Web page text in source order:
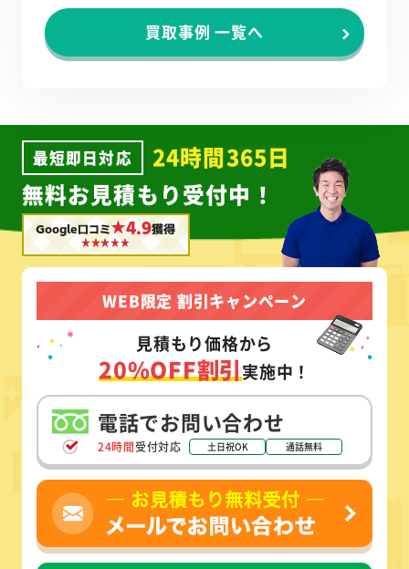
買取事例 一覧へ
最短即日対応
24時間365日
無料お見積もり受付中！
Google口コミ★4.9獲得
WEB限定 割引キャンペーン
見積もり価格から
20%OFF割引実施中！
電話でお問い合わせ
24時間受付対応 土日祝OK 通話無料